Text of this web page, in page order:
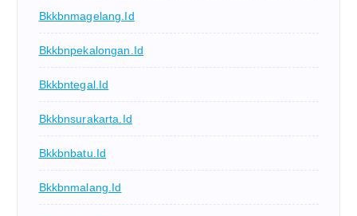
Bkkbnmagelang.id
Bkkbnpekalongan.id
Bkkbntegal.id
Bkkbnsurakarta.id
Bkkbnbatu.id
Bkkbnmalang.id